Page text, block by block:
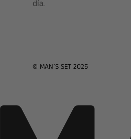
día.
© MAN`S SET 2025